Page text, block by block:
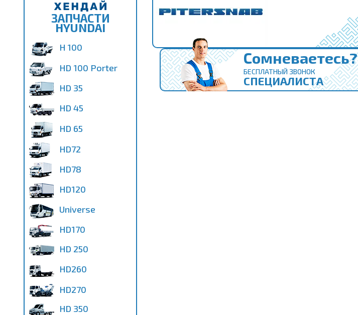
ЗАПЧАСТИ
HYUNDAI
H 100
HD 100 Porter
HD 35
HD 45
HD 65
HD72
HD78
HD120
Universe
HD170
HD 250
HD260
HD270
HD 350
Сомневаетесь?
БЕСПЛАТНЫЙ ЗВОНОК
СПЕЦИАЛИСТА